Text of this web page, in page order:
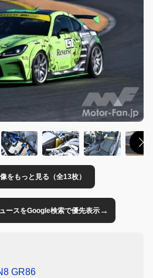
をもっと見る（全13枚）
ースをGoogle検索で優先表示→
GR86